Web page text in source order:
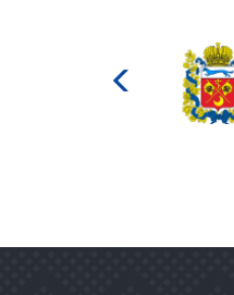
Министерство
культуры
Российской
федерации